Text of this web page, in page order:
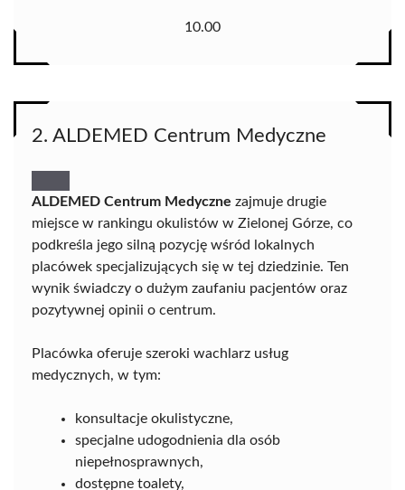
10.00
2. ALDEMED Centrum Medyczne
ALDEMED Centrum Medyczne zajmuje drugie
miejsce w rankingu okulistów w Zielonej Górze, co
podkreśla jego silną pozycję wśród lokalnych
placówek specjalizujących się w tej dziedzinie. Ten
wynik świadczy o dużym zaufaniu pacjentów oraz
pozytywnej opinii o centrum.
Placówka oferuje szeroki wachlarz usług
medycznych, w tym:
konsultacje okulistyczne,
specjalne udogodnienia dla osób
niepełnosprawnych,
dostępne toalety,